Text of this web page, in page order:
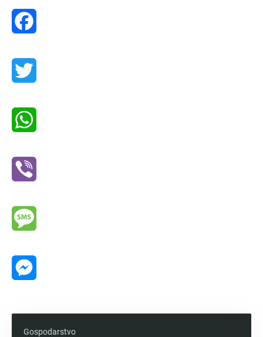
Gospodarstvo